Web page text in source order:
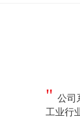
" 公司
工业行